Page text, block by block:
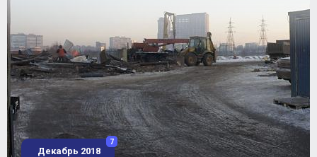
Декабрь 2018
7